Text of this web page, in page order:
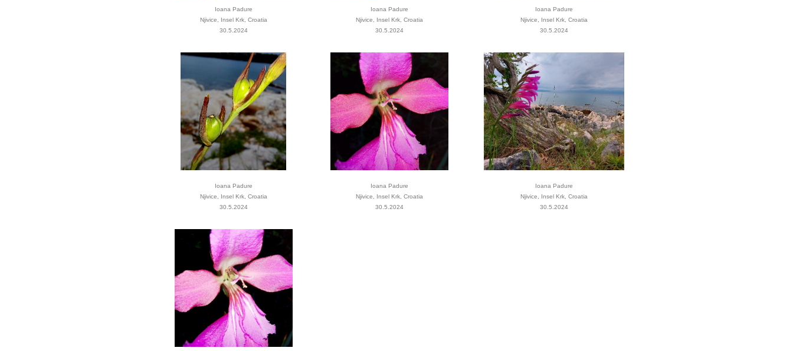
Ioana Padure
Njivice, Insel Krk, Croatia
30.5.2024
Ioana Padure
Njivice, Insel Krk, Croatia
30.5.2024
Ioana Padure
Njivice, Insel Krk, Croatia
30.5.2024
Ioana Padure
Njivice, Insel Krk, Croatia
30.5.2024
Ioana Padure
Njivice, Insel Krk, Croatia
30.5.2024
Ioana Padure
Njivice, Insel Krk, Croatia
30.5.2024